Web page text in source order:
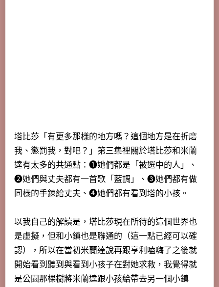
塔比莎「有更多那樣的地方嗎？這個地方是在折磨
我、懲罰我，對吧？」第三集裡關於塔比莎和米蘭
達有太多的共通點：➊她們都是「被選中的人」、
❷她們與丈夫都有一首歌「藍調」、❸她們都有做
同樣的手鍊給丈夫、➍她們都有看到塔的小孩。
以我自己的解讀是，塔比莎現在所待的這個世界也
是虛擬，但和小鎮也是聯通的（這一點已經可以確
認），所以在當初米蘭達說再跟亨利嗑嗨了之後就
開始看到聽到與看到小孩子在對她求救，我覺得就
是公園那棵樹將米蘭達跟小孩給帶去另一個小鎮